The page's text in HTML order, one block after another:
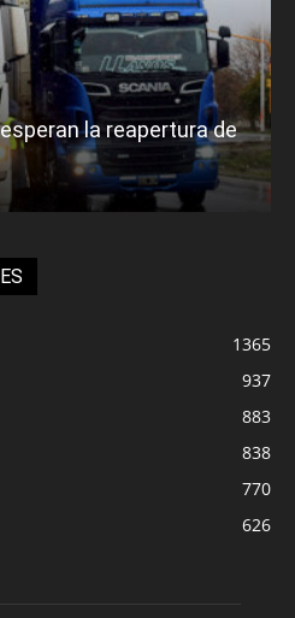
la reapertura de
1365
937
883
838
770
626